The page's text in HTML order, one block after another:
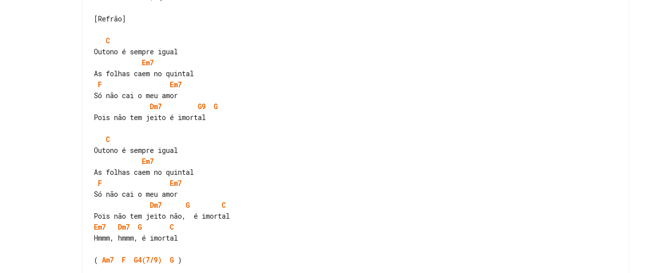
[Refrão]
C
Em7
F
Em7
Dm7
G9
G
Pois não tem jeito é imortal
C
Em7
F
Em7
Dm7
G
C
Em7
Dm7 G
C
Hmmm, hmmm, é imortal
( Am7 F G4(7/9) G )